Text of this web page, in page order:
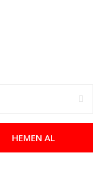
HEMEN AL